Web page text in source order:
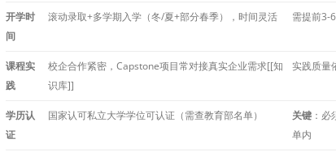
开学时
间
滚动录取+多学期入学（冬/夏+部分春季），时间灵活 需提前3-
课程实
践
校企合作紧密，Capstone项目常对接真实企业需求[[知
识库]]
实践质量
学历认
证
国家认可私立大学学位可认证（需查教育部名单） 关键 ：
单内